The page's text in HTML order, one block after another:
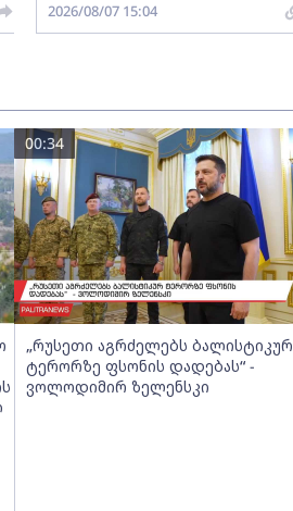
2026/08/07 15:04
„რუსეთი აგრძელებს ბალისტიკურ
ტერორზე ფსონის დადებას“ -
ვოლოდიმირ ზელენსკი
00:34